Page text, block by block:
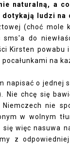
naturalną, a
dotykają
ludzi na
(choć mole
sms'a do
Kirsten
na
napisać o jednej
Nie chcę się
Niemczech nie
w wolnym
się więc nasuwa
z